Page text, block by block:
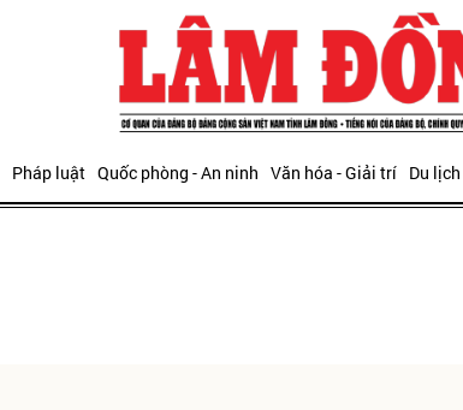
Pháp luật Quốc phòng - An ninh Văn hóa - Giải trí Du lịch
Gửi bình luận